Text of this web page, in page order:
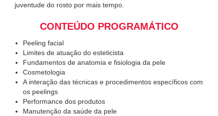
juventude do rosto por mais tempo.
CONTEÚDO PROGRAMÁTICO
Peeling facial
Limites de atuação do esteticista
Fundamentos de anatomia e fisiologia da pele
Cosmetologia
A interação das técnicas e procedimentos específicos com
os peelings
Performance dos produtos
Manutenção da saúde da pele